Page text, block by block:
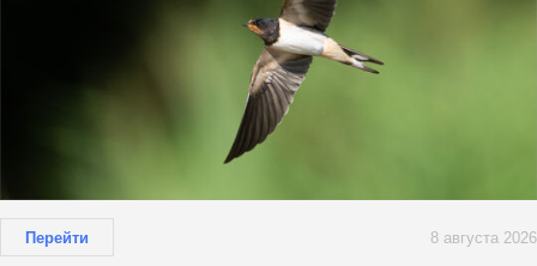
Перейти 8 августа 2026